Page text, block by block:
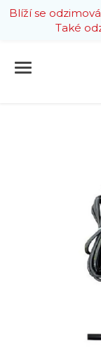
Blíží se
Také